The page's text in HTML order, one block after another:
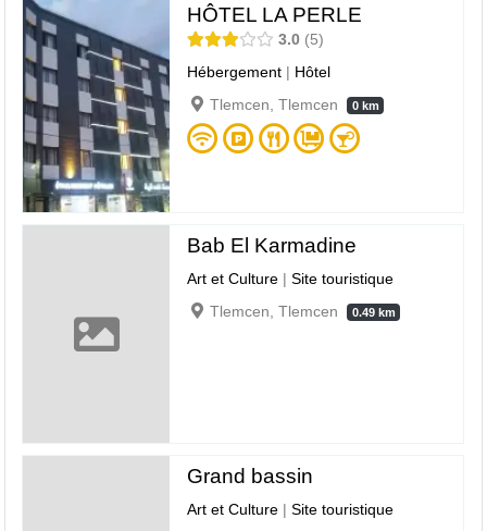
HÔTEL LA PERLE
3.0
5
Hébergement | Hôtel
Tlemcen, Tlemcen
0 km
Bab El Karmadine
Art et Culture |Site touristique
Tlemcen, Tlemcen
0.49 km
Grand bassin
Art et Culture |Site touristique